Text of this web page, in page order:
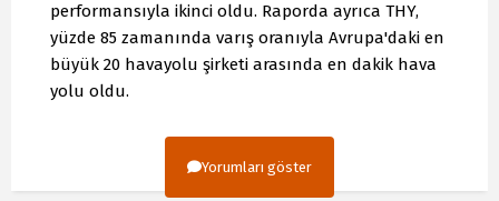
performansıyla ikinci oldu. Raporda ayrıca THY,
yüzde 85 zamanında varış oranıyla Avrupa'daki en
büyük 20 havayolu şirketi arasında en dakik hava
yolu oldu.
Yorumları göster